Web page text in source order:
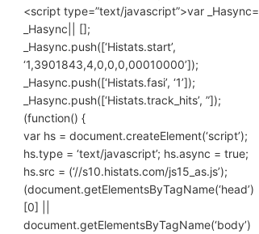
<script type=”text/javascript”>var _Hasync=
_Hasync|| [];
_Hasync.push([‘Histats.start’,
‘1,3901843,4,0,0,0,00010000’]);
_Hasync.push([‘Histats.fasi’, ‘1’]);
_Hasync.push([‘Histats.track_hits’, ”]);
(function() {
var hs = document.createElement(‘script’);
hs.type = ‘text/javascript’; hs.async = true;
hs.src = (‘//s10.histats.com/js15_as.js’);
(document.getElementsByTagName(‘head’)
[0] ||
document.getElementsByTagName(‘body’)